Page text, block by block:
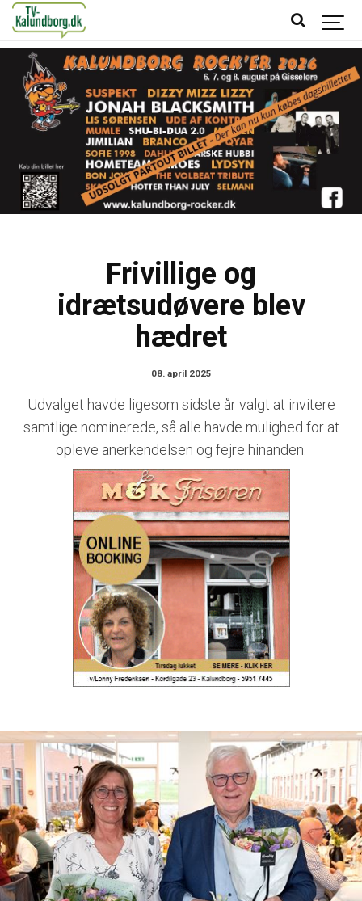
Frivillige og
idrætsudøvere blev
hædret
08. april 2025
Udvalget havde ligesom sidste år valgt at invitere
samtlige nominerede, så alle havde mulighed for at
opleve anerkendelsen og fejre hinanden.